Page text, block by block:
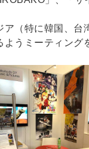
（特に韓国、台
うミーティング